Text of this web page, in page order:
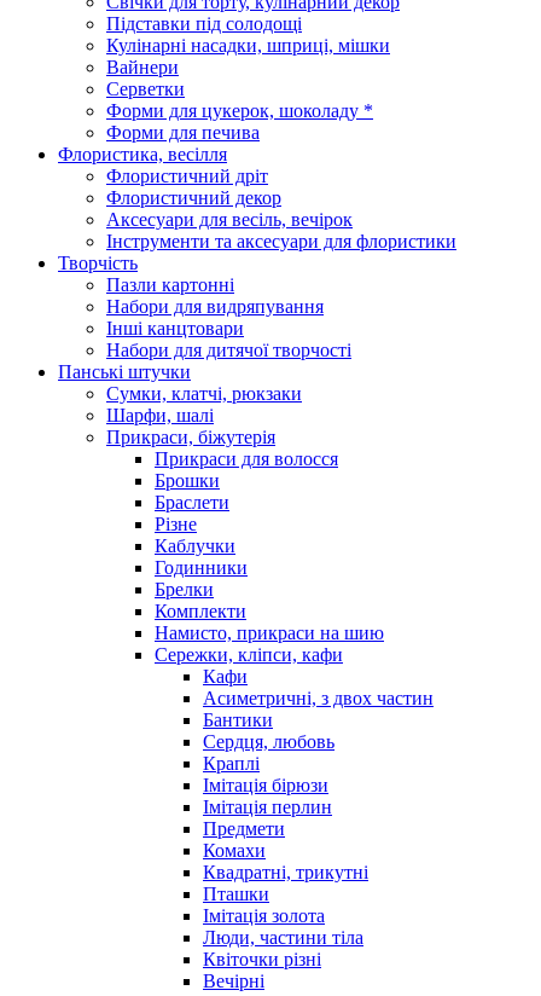
Підставки під солодощі
Кулінарні насадки, шприці, мішки
Вайнери
Серветки
Форми для цукерок, шоколаду *
Форми для печива
Флористика, весілля
Флористичний дріт
Флористичний декор
Аксесуари для весіль, вечірок
Інструменти та аксесуари для флористики
Творчість
Пазли картонні
Набори для видряпування
Інші канцтовари
Набори для дитячої творчості
Панські штучки
Сумки, клатчі, рюкзаки
Шарфи, шалі
Прикраси, біжутерія
Прикраси для волосся
Брошки
Браслети
Різне
Каблучки
Годинники
Брелки
Комплекти
Намисто, прикраси на шию
Сережки, кліпси, кафи
Кафи
Асиметричні, з двох частин
Бантики
Сердця, любовь
Краплі
Імітація бірюзи
Імітація перлин
Предмети
Комахи
Квадратні, трикутні
Пташки
Імітація золота
Люди, частини тіла
Квіточки різні
Вечірні